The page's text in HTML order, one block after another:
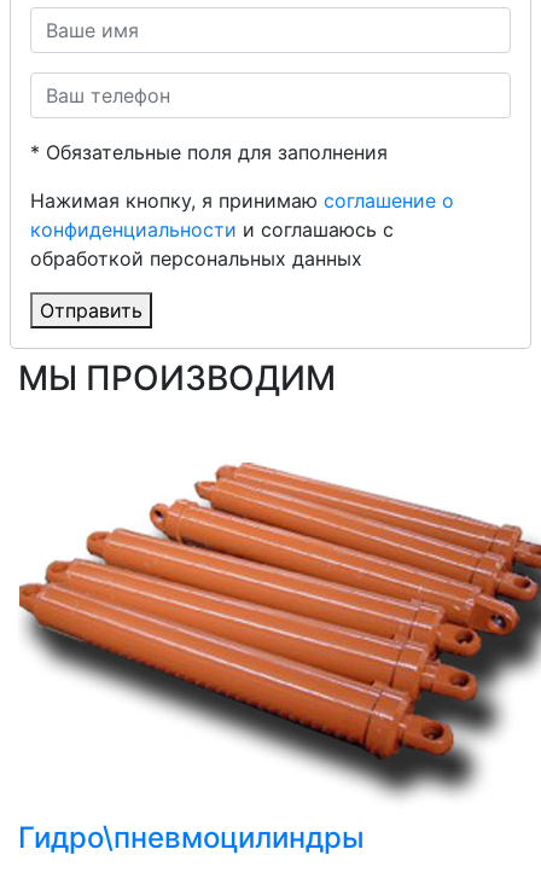
* Обязательные поля для заполнения
Нажимая кнопку, я принимаю соглашение о
конфиденциальности и соглашаюсь с
обработкой персональных данных
Отправить
МЫ ПРОИЗВОДИМ
Гидро\пневмоцилиндры